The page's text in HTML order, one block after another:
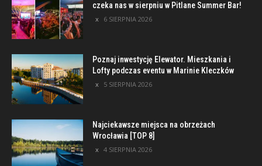
czeka nas w sierpniu w Pitlane Summer Bar!
6 SIERPNIA 2026
Poznaj inwestycję Elewator. Mieszkania i
Lofty podczas eventu w Marinie Kleczków
5 SIERPNIA 2026
Najciekawsze miejsca na obrzeżach
Wrocławia [TOP 8]
4 SIERPNIA 2026